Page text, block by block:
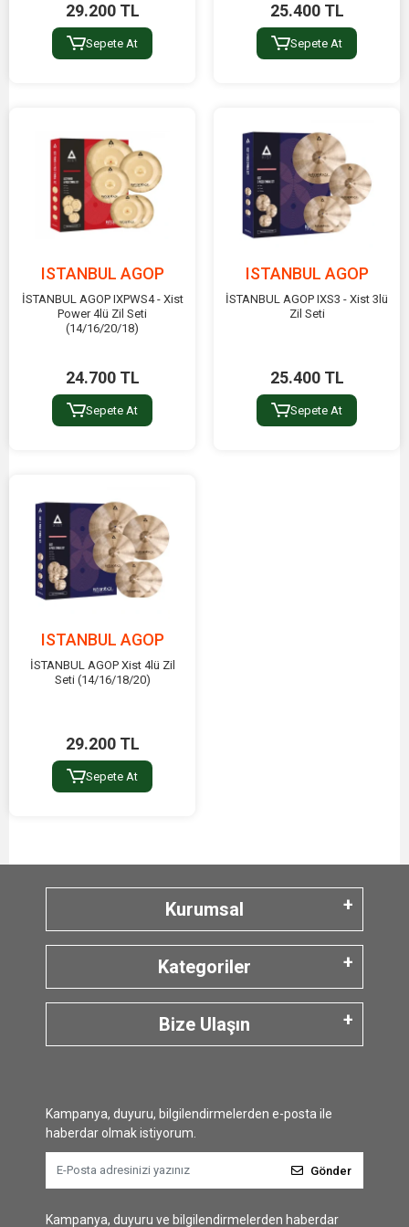
29.200 TL
Sepete At
25.400 TL
Sepete At
ISTANBUL AGOP
İSTANBUL AGOP IXPWS4 - Xist
Power 4lü Zil Seti
(14/16/20/18)
24.700 TL
Sepete At
ISTANBUL AGOP
İSTANBUL AGOP IXS3 - Xist 3lü
Zil Seti
25.400 TL
Sepete At
ISTANBUL AGOP
İSTANBUL AGOP Xist 4lü Zil
Seti (14/16/18/20)
29.200 TL
Sepete At
Kurumsal
Kategoriler
Bize Ulaşın
Kampanya, duyuru, bilgilendirmelerden e-posta ile
haberdar olmak istiyorum.
Gönder
Kampanya, duyuru ve bilgilendirmelerden haberdar